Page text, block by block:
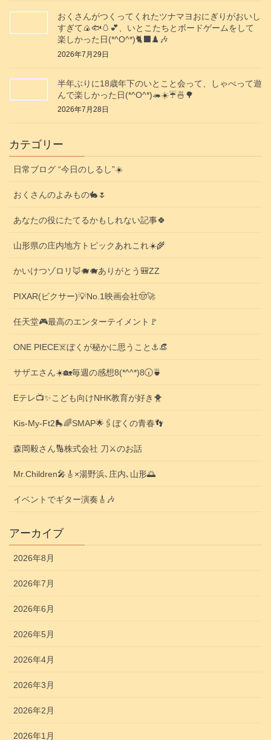
おくさんがつくってくれたツナマヨおにぎりがおいし
すぎて🍙🐟️🥚💕、いとこたちとボードゲームをして
楽しかった日(*^O^*)🐈‍⬛♟️🎶
2026年7月29日
半年ぶりに18歳年下のいとこと会って、しゃべって遊
んで楽しかった日(*^O^*)🦔☀️☔🍜🌳
2026年7月28日
カテゴリー
日常ブログ “今日のしるし”☀️
おくさんのよみもの🐇🌷
あなたの役にたてるかもしれない記事🍀
山形県の庄内地方トピックあれこれ☀️🌾
かいけつゾロリ🦊🐗🐗ありがとう🎒ZZ
PIXAR(ピクサー)💡No.1映画会社🤠🚀
任天堂🎮️最高のエンターテイメント🚩
ONE PIECE☠️ぼくが秘かに思うこと⚓️👒
サザエさん☀️🏡毎週の感想8(*^^*)8🕡️🍵
Eテレ📺️✨こども向けNHK教育が好き🐥
Kis-My-Ft2🛼🌈SMAP🌟🖇️ぼくの青春👣
森岡毅さん🔢株式会社 刀⚔️のお話
Mr.Children🎤🎸×湯野浜､庄内､山形🌅
イベントでギター演奏🎸🎶
アーカイブ
2026年8月
2026年7月
2026年6月
2026年5月
2026年4月
2026年3月
2026年2月
2026年1月